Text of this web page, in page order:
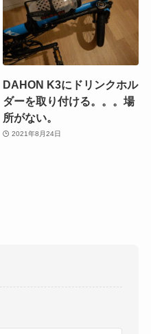
DAHON K3にドリンクホル
ダーを取り付ける。。。場
所がない。
2021年8月24日